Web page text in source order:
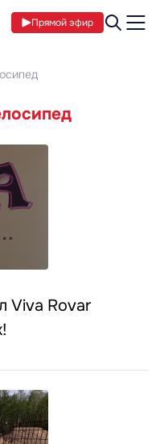
Прямой эфир
Viva Rovar